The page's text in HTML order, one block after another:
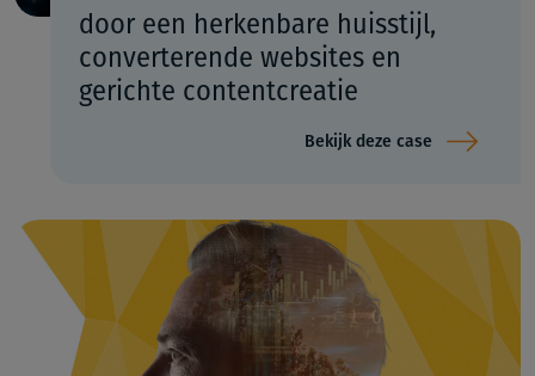
door een herkenbare huisstijl,
converterende websites en
gerichte contentcreatie
Bekijk deze case